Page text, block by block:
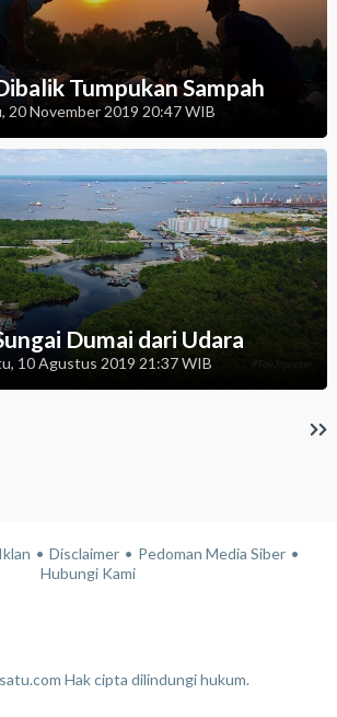
Tumpukan Sampah
20 November 2019 20:47 WIB
Dumai dari Udara
10 Agustus 2019 21:37 WIB
Iklan Disclaimer
Pedoman Media Siber
Hubungi Kami
Hak cipta dilindungi hukum.